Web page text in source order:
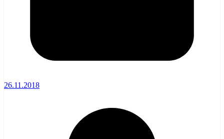
26.11.2018